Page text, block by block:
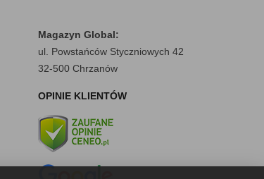
Magazyn Global:
ul. Powstańców Styczniowych 42
32-500 Chrzanów
OPINIE KLIENTÓW